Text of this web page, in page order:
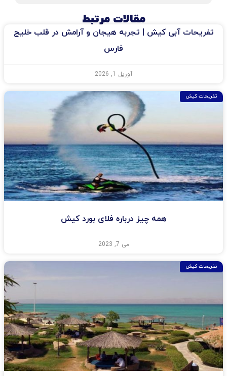
مقالات مرتبط
تفریحات آبی کیش | تجربه هیجان و آرامش در قلب خلیج
فارس
آوریل 1, 2026
تفریحات کیش
همه چیز درباره فلای بورد کیش
می 7, 2023
تفریحات کیش